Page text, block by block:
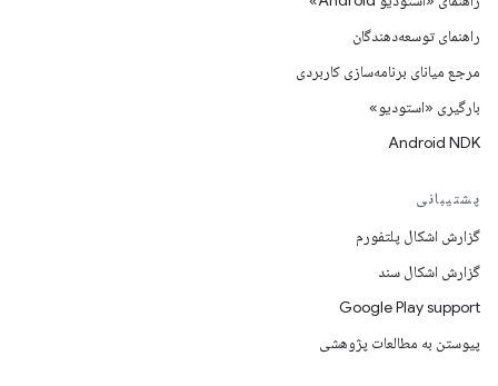
راهنمای توسعه‌دهندگان
مرجع میانای برنامه‌سازی کاربردی
بارگیری «استودیو»
Android NDK
پشتیبانی
گزارش اشکال پلتفورم
گزارش اشکال سند
Google Play support
پیوستن به مطالعات پژوهشی